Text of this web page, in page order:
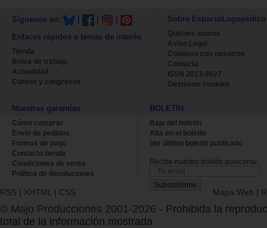
Síguenos en:
Enlaces rápidos a temas de interés
Tienda
Bolsa de trabajo
Actualidad
Cursos y congresos
Sobre EspacioLogopédico
Quienes somos
Aviso Legal
Colabora con nosotros
Contacta
ISSN 2013-0627
Gestionar cookies
Nuestras garantías
Cómo comprar
Envío de pedidos
Formas de pago
Contacto tienda
Condiciones de venta
Política de devoluciones
BOLETÍN
Baja del boletin
Alta en el boletin
Ver último boletin publicado
Recibe nuestro boletín quincenal.
RSS | XHTML | CSS Mapa Web |
© Majo Producciones 2001-2026 - Prohibida la
total de la información mostrada